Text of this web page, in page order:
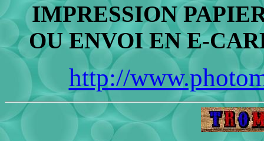
IMPRESSION
OU ENVOI EN E-
http://